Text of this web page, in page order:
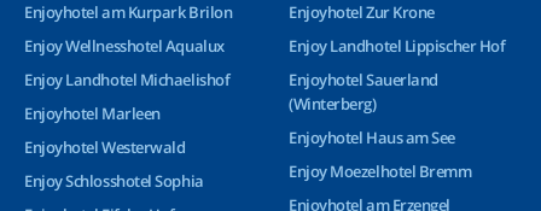
Enjoyhotel am Kurpark Brilon
Enjoy Wellnesshotel Aqualux
Enjoy Landhotel Michaelishof
Enjoyhotel Marleen
Enjoyhotel Westerwald
Enjoy Schlosshotel Sophia
Enjoyhotel Zur Krone
Enjoy Landhotel Lippischer Hof
Enjoyhotel Sauerland
(Winterberg)
Enjoyhotel Haus am See
Enjoy Moezelhotel Bremm
Enjoyhotel am Erzengel